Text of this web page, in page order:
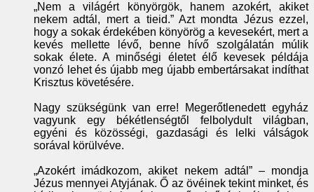
„Nem a világért könyörgök, hanem azokért, akiket
nekem adtál, mert a tieid.” Azt mondta Jézus ezzel,
hogy a sokak érdekében könyörög a kevesekért, mert a
kevés mellette lévő, benne hívő szolgálatán múlik
sokak élete. A minőségi életet élő kevesek példája
vonzó lehet és újabb meg újabb embertársakat indíthat
Krisztus követésére.
Nagy szükségünk van erre! Megerőtlenedett egyház
vagyunk egy békétlenségtől felbolydult világban,
egyéni és közösségi, gazdasági és lelki válságok
sorával körülvéve.
„Azokért imádkozom, akiket nekem adtál” – mondja
Jézus mennyei Atyjának. Ő az övéinek tekint minket, és